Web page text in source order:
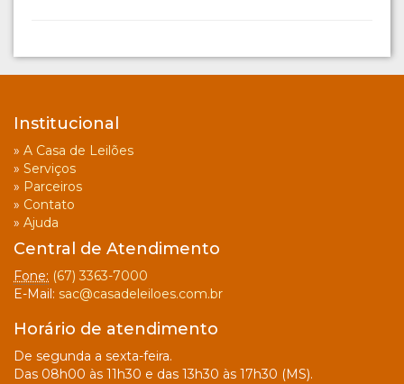
Institucional
» A Casa de Leilões
» Serviços
» Parceiros
» Contato
» Ajuda
Central de Atendimento
Fone: (67) 3363-7000
E-Mail: sac@casadeleiloes.com.br
Horário de atendimento
De segunda a sexta-feira.
Das 08h00 às 11h30 e das 13h30 às 17h30 (MS).